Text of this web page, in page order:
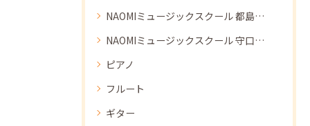
NAOMIミュージックスクール 都島教室
NAOMIミュージックスクール 守口教室
ピアノ
フルート
ギター